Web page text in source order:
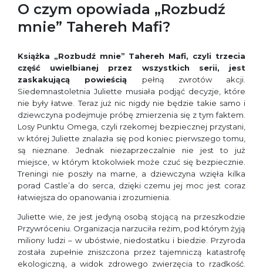
O czym opowiada „Rozbudź
mnie” Tahereh Mafi?
Książka „Rozbudź mnie” Tahereh Mafi, czyli trzecia
część uwielbianej przez wszystkich serii, jest
zaskakującą powieścią pełną zwrotów akcji.
Siedemnastoletnia Juliette musiała podjąć decyzje, które
nie były łatwe. Teraz już nic nigdy nie będzie takie samo i
dziewczyna podejmuje próbę zmierzenia się z tym faktem.
Losy Punktu Omega, czyli rzekomej bezpiecznej przystani,
w której Juliette znalazła się pod koniec pierwszego tomu,
są nieznane. Jednak niezaprzeczalnie nie jest to już
miejsce, w którym ktokolwiek może czuć się bezpiecznie.
Treningi nie poszły na marne, a dziewczyna wzięła kilka
porad Castle’a do serca, dzięki czemu jej moc jest coraz
łatwiejsza do opanowania i zrozumienia.
Juliette wie, że jest jedyną osobą stojącą na przeszkodzie
Przywróceniu. Organizacja narzuciła reżim, pod którym żyją
miliony ludzi – w ubóstwie, niedostatku i biedzie. Przyroda
została zupełnie zniszczona przez tajemniczą katastrofę
ekologiczną, a widok zdrowego zwierzęcia to rzadkość.